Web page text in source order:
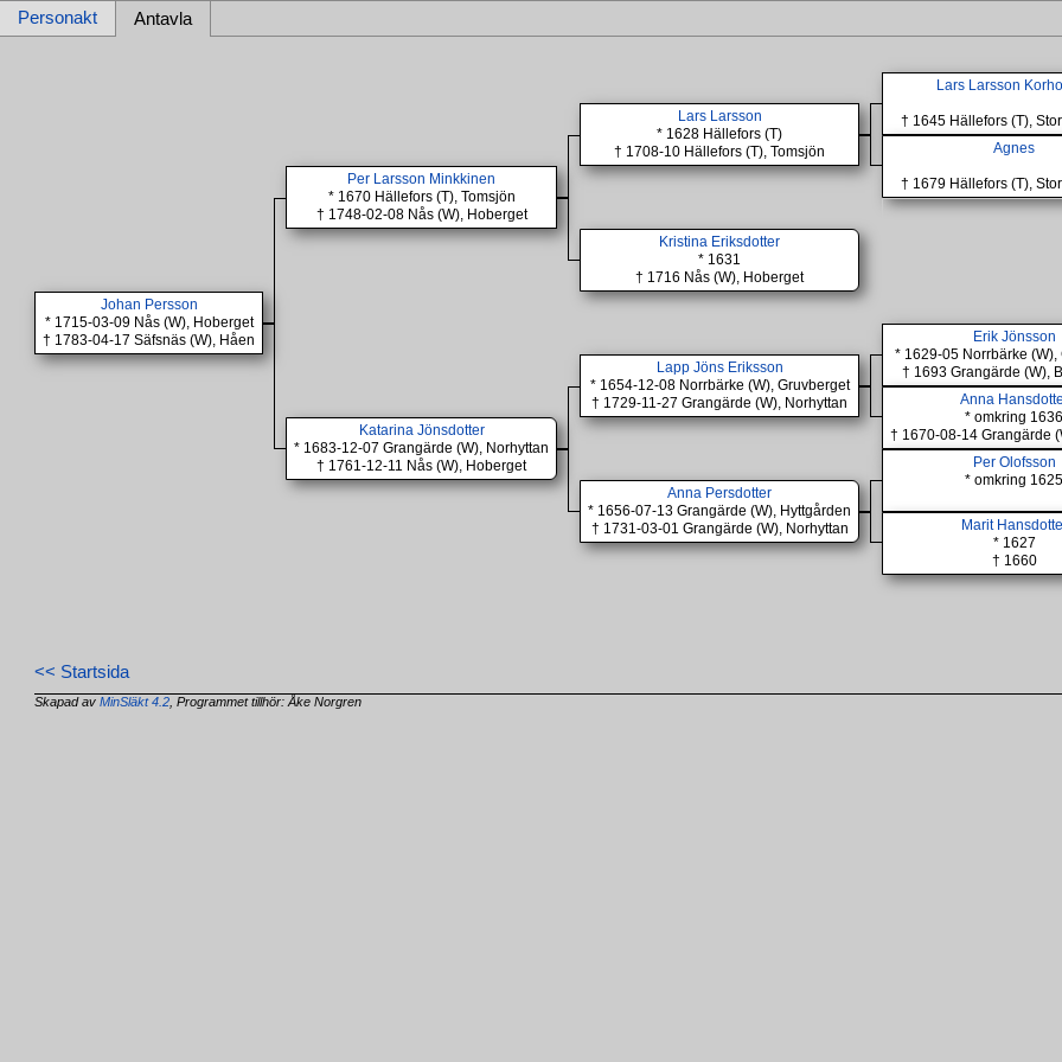
Personakt Antavla
Johan Persson
* 1715-03-09 Nås (W), Hoberget
† 1783-04-17 Säfsnäs (W), Håen
Per Larsson Minkkinen
* 1670 Hällefors (T), Tomsjön
† 1748-02-08 Nås (W), Hoberget
Lars Larsson
* 1628 Hällefors (T)
† 1708-10 Hällefors (T), Tomsjön
Lars Larsson
† 1645 Hällefors (T),
Agnes
† 1679 Hällefors (T),
Kristina Eriksdotter
* 1631
† 1716 Nås (W), Hoberget
Katarina Jönsdotter
* 1683-12-07 Grangärde (W), Norhyttan
† 1761-12-11 Nås (W), Hoberget
Lapp Jöns Eriksson
* 1654-12-08 Norrbärke (W), Gruvberget
† 1729-11-27 Grangärde (W), Norhyttan
Erik Jönsson
* 1629-05 Norrbärke (W),
† 1693 Grangärde (W),
Anna
* omkring
† 1670-08-14 Grangärde
Anna Persdotter
* 1656-07-13 Grangärde (W), Hyttgården
† 1731-03-01 Grangärde (W), Norhyttan
Per Olofsson
* omkring
Marit
* 1627
† 1660
<< Startsida
Skapad avMinSläkt 4.2 , Programmet tillhör: Åke Norgren